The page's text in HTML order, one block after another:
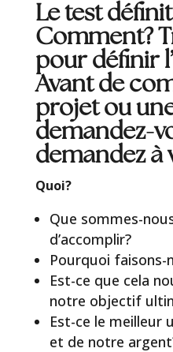
Le test
Comment?
pour définir
Avant de
projet ou
demandez-
demandez à
Quoi?
Que sommes-
d’accomplir?
Pourquoi faisons-
Est-ce que cela
notre objectif
Est-ce le meilleur
et de notre